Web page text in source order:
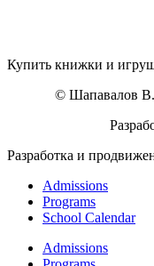
Купить книжки и
© Шапавалов
Разработка и
Admissions
Programs
School Calendar
Admissions